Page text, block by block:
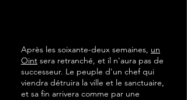
Après les soixante-deux semaines, un
Oint sera retranché, et il n'aura pas de
successeur. Le peuple d'un chef qui
viendra détruira la ville et le sanctuaire,
et sa fin arrivera comme par une